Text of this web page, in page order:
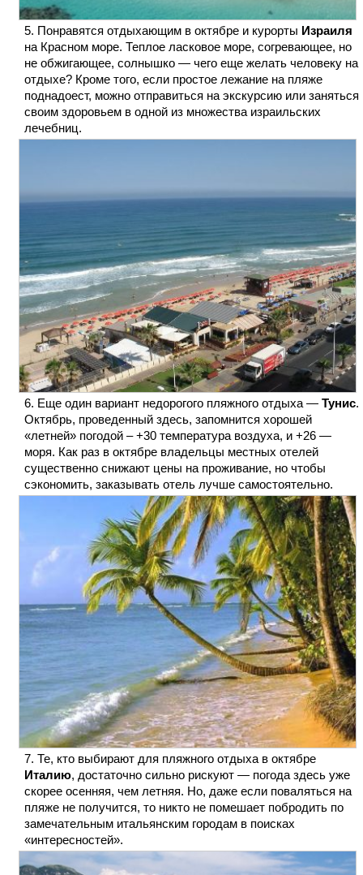
Понравятся отдыхающим в октябре и курорты Израиля
на Красном море. Теплое ласковое море, согревающее, но
не обжигающее, солнышко — чего еще желать человеку на
отдыхе? Кроме того, если простое лежание на пляже
поднадоест, можно отправиться на экскурсию или заняться
своим здоровьем в одной из множества израильских
лечебниц.
Еще один вариант недорогого пляжного отдыха — Тунис.
Октябрь, проведенный здесь, запомнится хорошей
«летней» погодой – +30 температура воздуха, и +26 —
моря. Как раз в октябре владельцы местных отелей
существенно снижают цены на проживание, но чтобы
сэкономить, заказывать отель лучше самостоятельно.
Те, кто выбирают для пляжного отдыха в октябре
Италию, достаточно сильно рискуют — погода здесь уже
скорее осенняя, чем летняя. Но, даже если поваляться на
пляже не получится, то никто не помешает побродить по
замечательным итальянским городам в поисках
«интересностей».